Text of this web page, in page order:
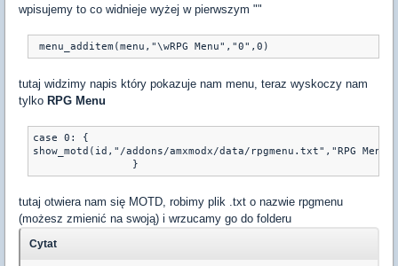
wpisujemy to co widnieje wyżej w pierwszym ""
tutaj widzimy napis który pokazuje nam menu, teraz wyskoczy nam
tylko RPG Menu
case 0: {
show_motd(id,"/addons/amxmodx/data/rpgmenu.txt","RPG
tutaj otwiera nam się MOTD, robimy plik .txt o nazwie rpgmenu
(możesz zmienić na swoją) i wrzucamy go do folderu
Cytat